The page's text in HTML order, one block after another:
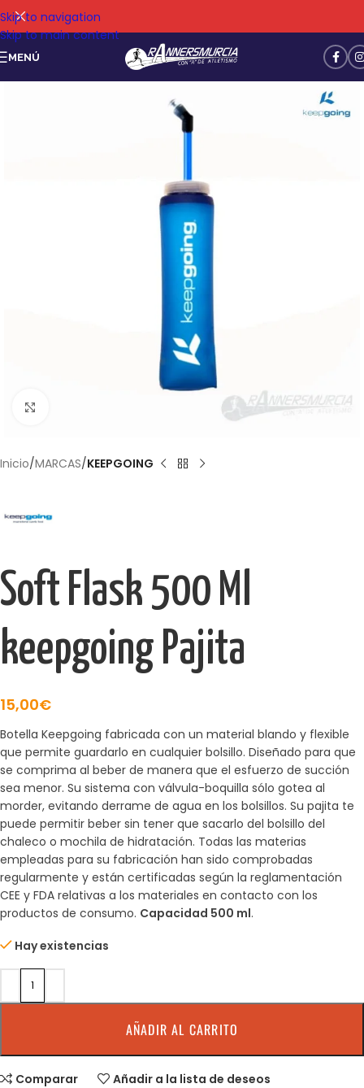
Skip to navigation
Skip to main content
MENÚ
Inicio MARCAS KEEPGOING
Soft Flask 500 Ml
keepgoing Pajita
15,00€
Botella Keepgoing fabricada con un material blando y flexible
que permite guardarlo en cualquier bolsillo. Diseñado para que
se comprima al beber de manera que el esfuerzo de succión
sea menor. Su sistema con válvula-boquilla sólo gotea al
morder, evitando derrame de agua en los bolsillos. Su pajita te
puede permitir beber sin tener que sacarlo del bolsillo del
chaleco o mochila de hidratación. Todas las materias
empleadas para su fabricación han sido comprobadas
regularmente y están certificadas según la reglamentación
CEE y FDA relativas a los materiales en contacto con los
productos de consumo. Capacidad 500 ml.
Hay existencias
AÑADIR AL CARRITO
Comparar Añadir a la lista de deseos